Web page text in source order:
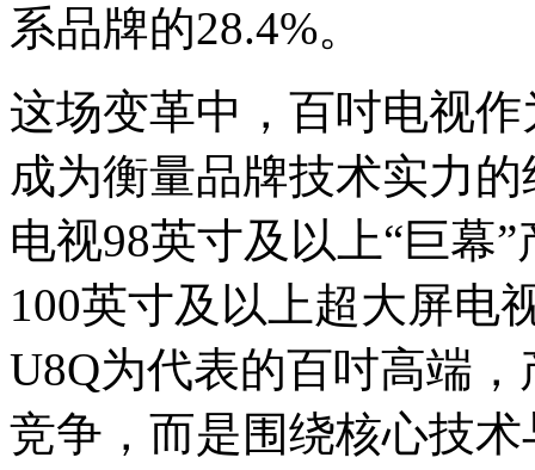
系品牌的28.4%。
这场变革中，百吋电视
成为衡量品牌技术实力
电视98英寸及以上“巨幕
100英寸及以上超大屏电
U8Q为代表的百吋高端
竞争，而是围绕核心技